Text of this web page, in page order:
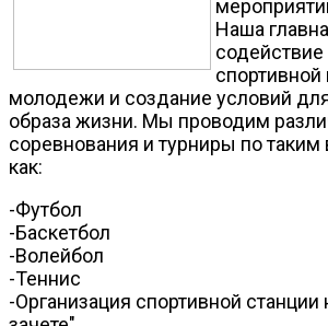
Наша
молодежи и создание условий
образа жизни. Мы проводим
соревнования и турниры по таким
как:
-Футбол
-Баскетбол
-Волейбол
-Теннис
-Организация спортивной